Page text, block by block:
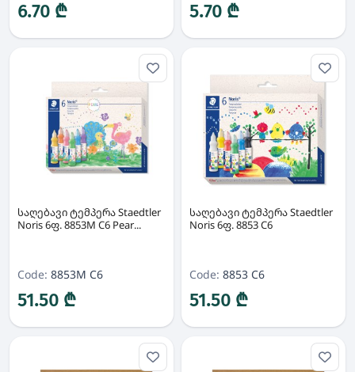
6.70 ₾ 5.70 ₾
საღებავი ტემპერა Staedtler
Noris 6ფ. 8853M C6 Pear...
Code: 8853M C6
51.50 ₾
საღებავი ტემპერა Staedtler
Noris 6ფ. 8853 C6
Code: 8853 C6
51.50 ₾